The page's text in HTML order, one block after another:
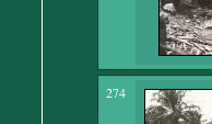
274